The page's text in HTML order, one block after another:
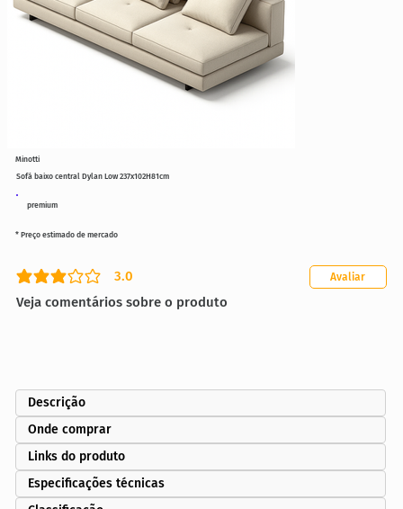
premium
Sofá baixo central Dylan Low 237x102H81cm
3.0
classificação média é 3 de 5
Veja comentários sobre o produto
Avaliar
* Preço estimado de mercado
Minotti
Descrição
Onde comprar
Links do produto
Especificações técnicas